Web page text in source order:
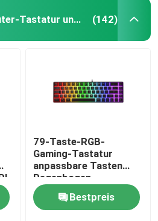
Verdrahtete Computer-Tastatur und Maus (142)
79-Taste-RGB-
Gaming-Tastatur
anpassbare Tasten
Regenbogen-
Hintergrundbeleuchtung
USB Plug-Play
Bestpreis